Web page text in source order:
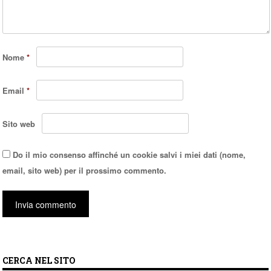
Nome*
Email*
Sito web
Do il mio consenso affinché un cookie salvi i miei dati (nome,
email, sito web) per il prossimo commento.
CERCA NEL SITO